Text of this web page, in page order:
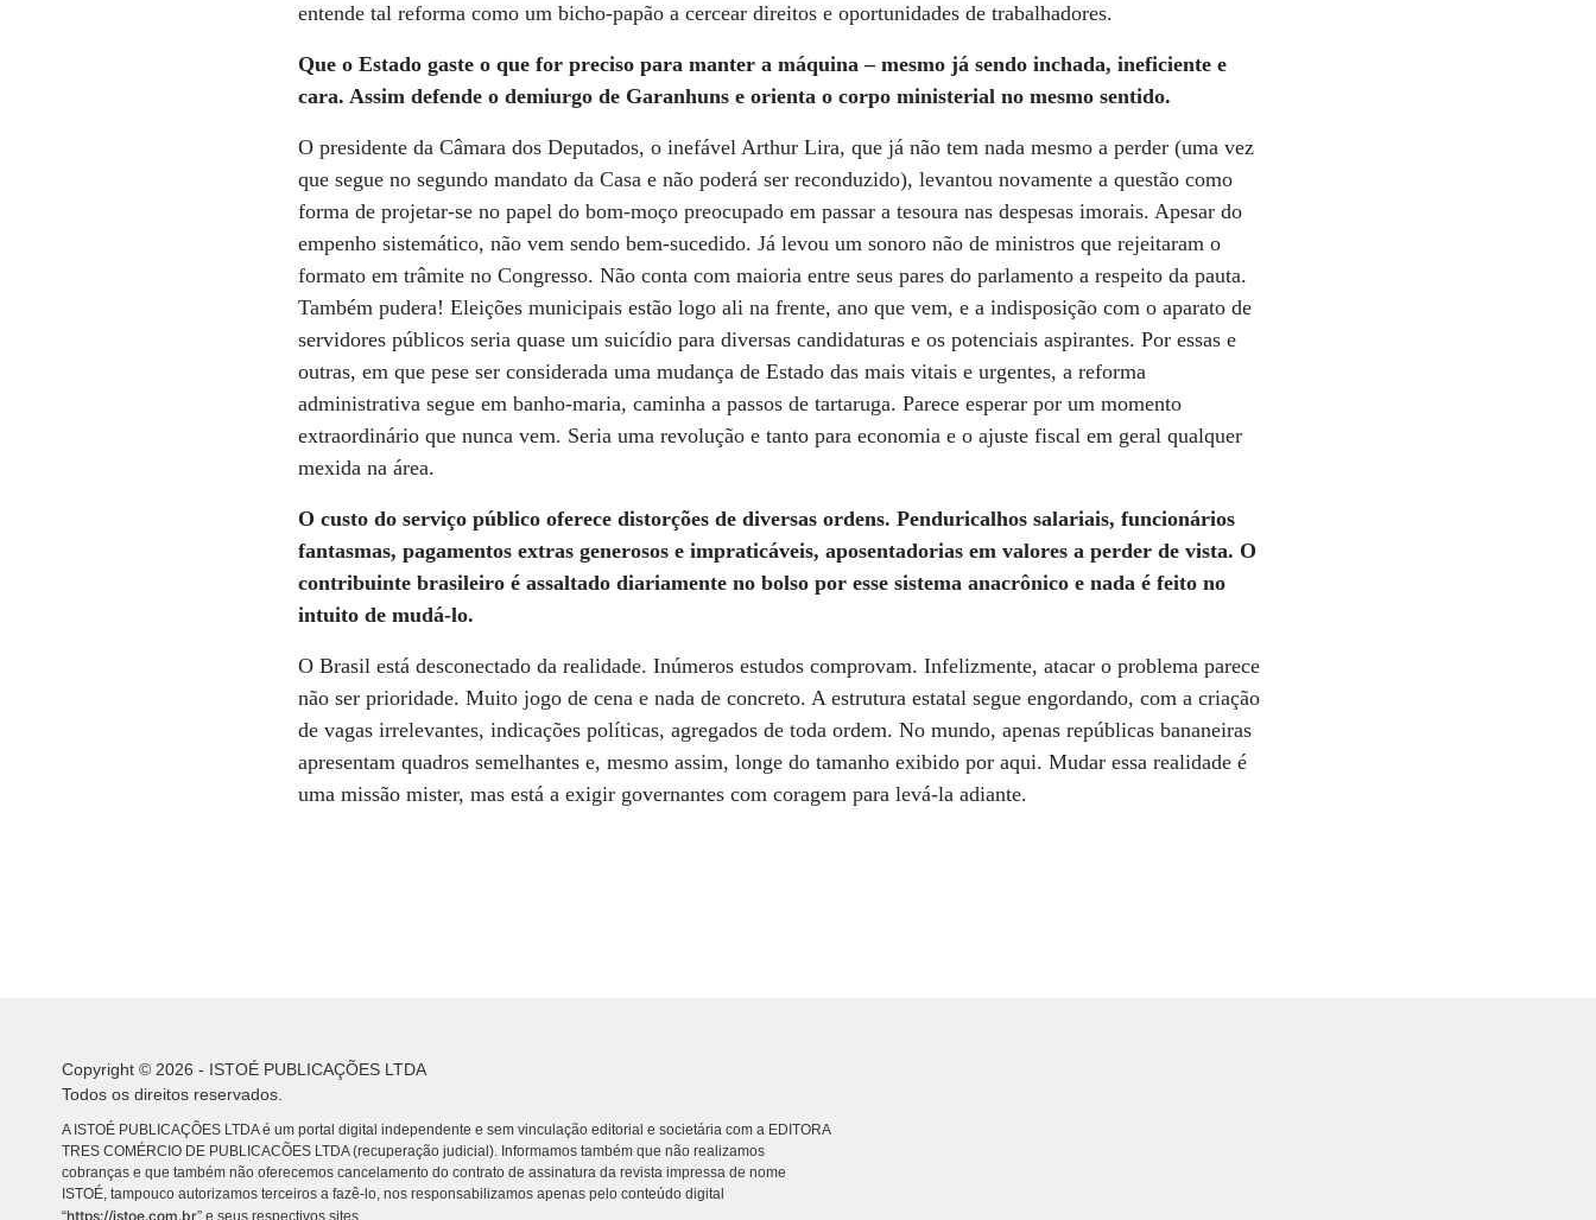
entende tal reforma como um bicho-papão a cercear direitos e oportunidades de trabalhadores.
Que o Estado gaste o que for preciso para manter a máquina – mesmo já sendo inchada, ineficiente e
cara. Assim defende o demiurgo de Garanhuns e orienta o corpo ministerial no mesmo sentido.
O presidente da Câmara dos Deputados, o inefável Arthur Lira, que já não tem nada mesmo a perder (uma vez
que segue no segundo mandato da Casa e não poderá ser reconduzido), levantou novamente a questão como
forma de projetar-se no papel do bom-moço preocupado em passar a tesoura nas despesas imorais. Apesar do
empenho sistemático, não vem sendo bem-sucedido. Já levou um sonoro não de ministros que rejeitaram o
formato em trâmite no Congresso. Não conta com maioria entre seus pares do parlamento a respeito da pauta.
Também pudera! Eleições municipais estão logo ali na frente, ano que vem, e a indisposição com o aparato de
servidores públicos seria quase um suicídio para diversas candidaturas e os potenciais aspirantes. Por essas e
outras, em que pese ser considerada uma mudança de Estado das mais vitais e urgentes, a reforma
administrativa segue em banho-maria, caminha a passos de tartaruga. Parece esperar por um momento
extraordinário que nunca vem. Seria uma revolução e tanto para economia e o ajuste fiscal em geral qualquer
mexida na área.
O custo do serviço público oferece distorções de diversas ordens. Penduricalhos salariais, funcionários
fantasmas, pagamentos extras generosos e impraticáveis, aposentadorias em valores a perder de vista. O
contribuinte brasileiro é assaltado diariamente no bolso por esse sistema anacrônico e nada é feito no
intuito de mudá-lo.
O Brasil está desconectado da realidade. Inúmeros estudos comprovam. Infelizmente, atacar o problema parece
não ser prioridade. Muito jogo de cena e nada de concreto. A estrutura estatal segue engordando, com a criação
de vagas irrelevantes, indicações políticas, agregados de toda ordem. No mundo, apenas repúblicas bananeiras
apresentam quadros semelhantes e, mesmo assim, longe do tamanho exibido por aqui. Mudar essa realidade é
uma missão mister, mas está a exigir governantes com coragem para levá-la adiante.
Copyright © 2026 - ISTOÉ PUBLICAÇÕES LTDA
Todos os direitos reservados.
A ISTOÉ PUBLICAÇÕES LTDA é um portal digital independente e sem vinculação editorial e societária com a EDITORA
TRES COMÉRCIO DE PUBLICACÕES LTDA (recuperação judicial). Informamos também que não realizamos
cobranças e que também não oferecemos cancelamento do contrato de assinatura da revista impressa de nome
ISTOÉ, tampouco autorizamos terceiros a fazê-lo, nos responsabilizamos apenas pelo conteúdo digital
“https://istoe.com.br” e seus respectivos sites.